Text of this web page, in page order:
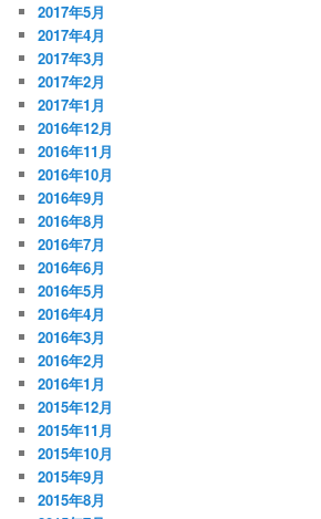
2017年5月
2017年4月
2017年3月
2017年2月
2017年1月
2016年12月
2016年11月
2016年10月
2016年9月
2016年8月
2016年7月
2016年6月
2016年5月
2016年4月
2016年3月
2016年2月
2016年1月
2015年12月
2015年11月
2015年10月
2015年9月
2015年8月